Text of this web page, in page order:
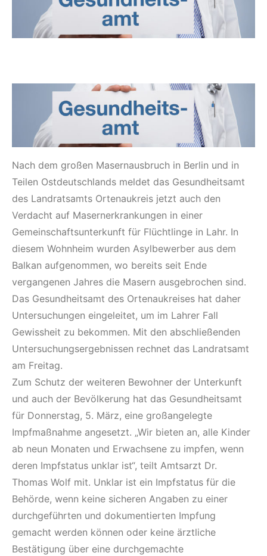
Nach dem großen Masernausbruch in Berlin und in
Teilen Ostdeutschlands meldet das Gesundheitsamt
des Landratsamts Ortenaukreis jetzt auch den
Verdacht auf Masernerkrankungen in einer
Gemeinschaftsunterkunft für Flüchtlinge in Lahr. In
diesem Wohnheim wurden Asylbewerber aus dem
Balkan aufgenommen, wo bereits seit Ende
vergangenen Jahres die Masern ausgebrochen sind.
Das Gesundheitsamt des Ortenaukreises hat daher
Untersuchungen eingeleitet, um im Lahrer Fall
Gewissheit zu bekommen. Mit den abschließenden
Untersuchungsergebnissen rechnet das Landratsamt
am Freitag.
Zum Schutz der weiteren Bewohner der Unterkunft
und auch der Bevölkerung hat das Gesundheitsamt
für Donnerstag, 5. März, eine großangelegte
Impfmaßnahme angesetzt. „Wir bieten an, alle Kinder
ab neun Monaten und Erwachsene zu impfen, wenn
deren Impfstatus unklar ist“, teilt Amtsarzt Dr.
Thomas Wolf mit. Unklar ist ein Impfstatus für die
Behörde, wenn keine sicheren Angaben zu einer
durchgeführten und dokumentierten Impfung
gemacht werden können oder keine ärztliche
Bestätigung über eine durchgemachte